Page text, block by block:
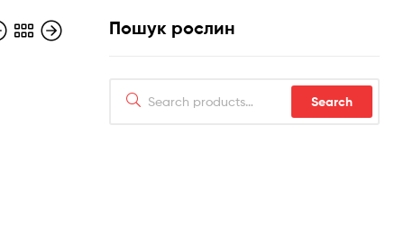
Пошук рослин
for:
Search